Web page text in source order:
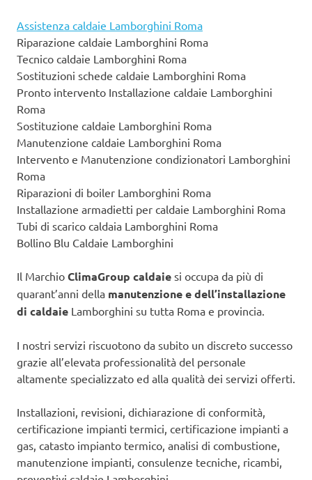
Assistenza caldaie Lamborghini Roma
Riparazione caldaie Lamborghini Roma
Tecnico caldaie Lamborghini Roma
Sostituzioni schede caldaie Lamborghini Roma
Pronto intervento Installazione caldaie Lamborghini
Roma
Sostituzione caldaie Lamborghini Roma
Manutenzione caldaie Lamborghini Roma
Intervento e Manutenzione condizionatori Lamborghini
Roma
Riparazioni di boiler Lamborghini Roma
Installazione armadietti per caldaie Lamborghini Roma
Tubi di scarico caldaia Lamborghini Roma
Bollino Blu Caldaie Lamborghini
Il Marchio ClimaGroup caldaie si occupa da più di
quarant’anni della manutenzione e dell’installazione
di caldaie Lamborghini su tutta Roma e provincia.
I nostri servizi riscuotono da subito un discreto successo
grazie all’elevata professionalità del personale
altamente specializzato ed alla qualità dei servizi offerti.
Installazioni, revisioni, dichiarazione di conformità,
certificazione impianti termici, certificazione impianti a
gas, catasto impianto termico, analisi di combustione,
manutenzione impianti, consulenze tecniche, ricambi,